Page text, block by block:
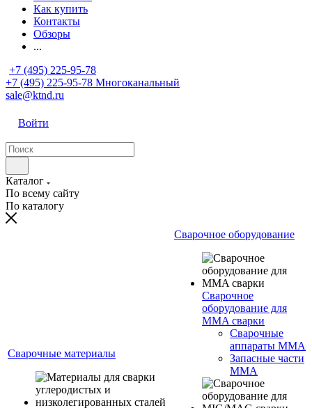
Как купить
Контакты
Обзоры
...
+7 (495) 225-95-78
+7 (495) 225-95-78 Многоканальный
sale@ktnd.ru
Войти
Каталог
По всему сайту
По каталогу
Сварочные материалы
Сварочное оборудование
Сварочное
оборудование для
MMA сварки
Сварочные
аппараты MMA
Запасные части
MMA